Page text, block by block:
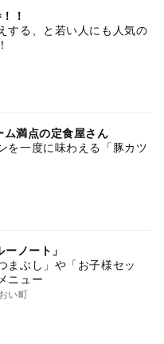
！
する、と若い人にも人気の
満点の定食屋さん
を一度に味わえる「豚カツ
ノート」
まぶし」や「お子様セッ
ニュー
い町